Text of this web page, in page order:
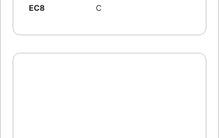
EC8 C